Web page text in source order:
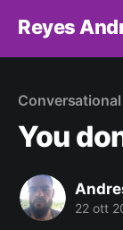
Reyes
You
22 ott